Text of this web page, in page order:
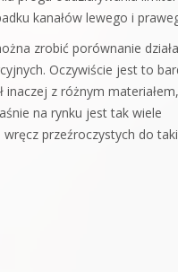
kanałów lewego i
zrobić porównanie
Oczywiście jest to
inaczej z różnym
na rynku jest tak wiele
przeźroczystych do